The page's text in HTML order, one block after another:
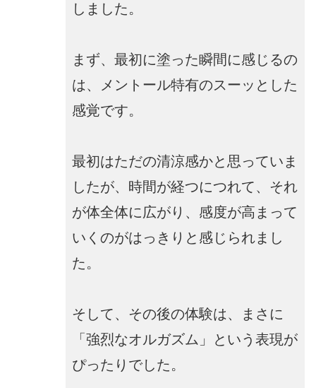
しました。
まず、最初に塗った瞬間に感じるの
は、メントール特有のスーッとした
感覚です。
最初はただの清涼感かと思っていま
したが、時間が経つにつれて、それ
が体全体に広がり、感度が高まって
いくのがはっきりと感じられまし
た。
そして、その後の体験は、まさに
「強烈なオルガズム」という表現が
ぴったりでした。